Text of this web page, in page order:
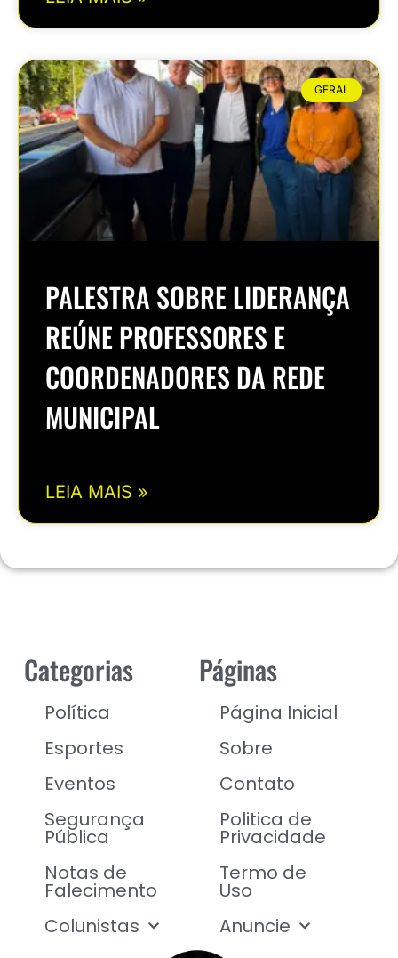
GERAL
PALESTRA SOBRE LIDERANÇA
REÚNE PROFESSORES E
COORDENADORES DA REDE
MUNICIPAL
LEIA MAIS »
Categorias
Política
Esportes
Eventos
Segurança
Pública
Notas de
Falecimento
Colunistas
Páginas
Página Inicial
Sobre
Contato
Politica de
Privacidade
Termo de
Uso
Anuncie